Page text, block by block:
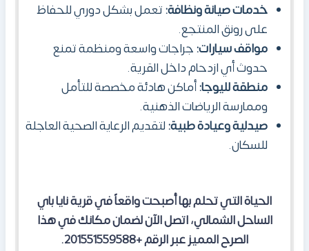
خدمات صيانة ونظافة:تعمل بشكل دوري للحفاظ
على رونق المنتجع.
مواقف سيارات:جراجات واسعة ومنظمة تمنع
حدوث أي ازدحام داخل القرية.
منطقة لليوجا:أماكن هادئة مخصصة للتأمل
وممارسة الرياضات الذهنية.
صيدلية وعيادة طبية:لتقديم الرعاية الصحية العاجلة
للسكان.
الحياة التي تحلم بها أصبحت واقعاً في قرية نايا باي
الساحل الشمالي، اتصلالآن لضمان مكانك في هذا
الصرح المميز عبر الرقم +201551559588.